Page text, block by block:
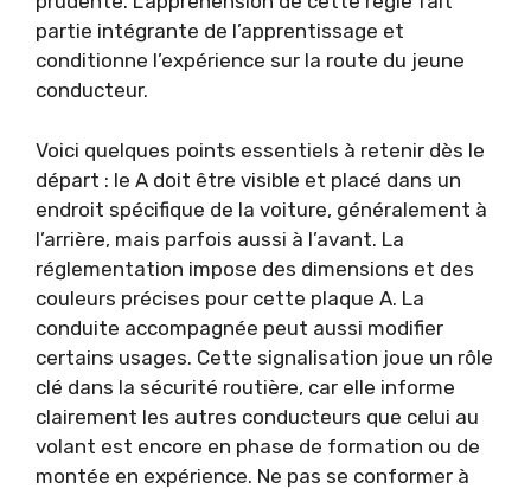
partie intégrante de l’apprentissage et
conditionne l’expérience sur la route du jeune
conducteur.
Voici quelques points essentiels à retenir dès le
départ : le A doit être visible et placé dans un
endroit spécifique de la voiture, généralement à
l’arrière, mais parfois aussi à l’avant. La
réglementation impose des dimensions et des
couleurs précises pour cette plaque A. La
conduite accompagnée peut aussi modifier
certains usages. Cette signalisation joue un rôle
clé dans la sécurité routière, car elle informe
clairement les autres conducteurs que celui au
volant est encore en phase de formation ou de
montée en expérience. Ne pas se conformer à